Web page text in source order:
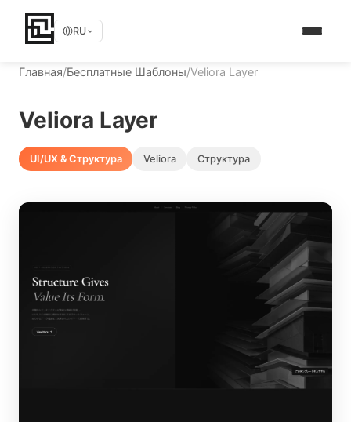
RU
Главная/Бесплатные Шаблоны/Veliora Layer
Veliora Layer
UI/UX & Структура Veliora Структура